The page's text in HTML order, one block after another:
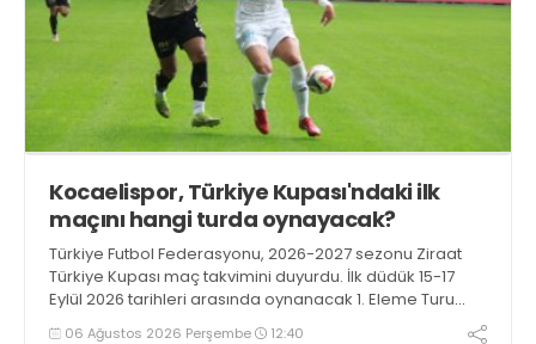
Kocaelispor, Türkiye Kupası'ndaki ilk
maçını hangi turda oynayacak?
Türkiye Futbol Federasyonu, 2026-2027 sezonu Ziraat
Türkiye Kupası maç takvimini duyurdu. İlk düdük 15-17
Eylül 2026 tarihleri arasında oynanacak 1. Eleme Turu
karşılaşmalarıyla çalacak.
06 Ağustos 2026 Perşembe 12:40